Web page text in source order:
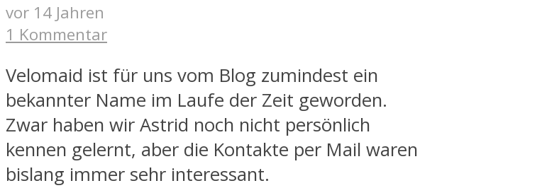
vor 14 Jahren
1 Kommentar
Velomaid ist für uns vom Blog zumindest ein
bekannter Name im Laufe der Zeit geworden.
Zwar haben wir Astrid noch nicht persönlich
kennen gelernt, aber die Kontakte per Mail waren
bislang immer sehr interessant.